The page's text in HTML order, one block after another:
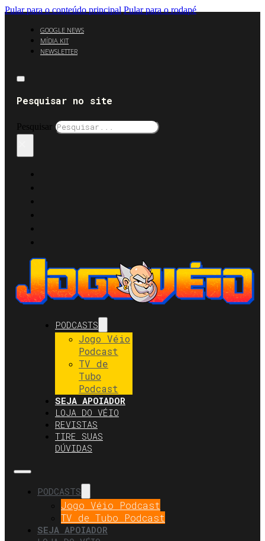
Pular para o conteúdo principal Pular para o rodapé
GOOGLE NEWS
MÍDIA KIT
NEWSLETTER
Pesquisar no site
Pesquisar
PODCASTS
Jogo Véio
Podcast
TV de
Tubo
Podcast
SEJA APOIADOR
LOJA DO VÉIO
REVISTAS
TIRE SUAS
DÚVIDAS
PODCASTS
Jogo Véio Podcast
TV de Tubo Podcast
SEJA APOIADOR